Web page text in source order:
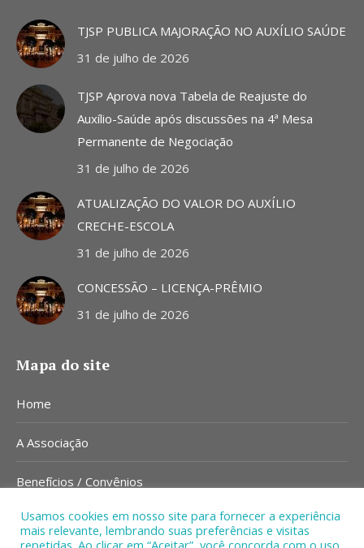
in
new
window
new
window
new
window
TJSP PUBLICA MAJORAÇÃO NO AUXÍLIO SAÚDE
31 de julho de 2026
TJSP Aprova nova Tabela de Reajuste do
Auxílio-Saúde após discussões na 4ª Mesa
Permanente de Negociação
31 de julho de 2026
ATUALIZAÇÃO DO VALOR DO AUXÍLIO
CRECHE-ESCOLA
31 de julho de 2026
CONCESSÃO – LICENÇA-PRÊMIO
31 de julho de 2026
Mapa do site
Home
A Associação
Benefícios / Convênios
Notícias
Usamos cookies em nosso site para fornecer a experiência
mais relevante, lembrando suas preferências e visitas
repetidas. Ao clicar em “Aceitar”, você concorda com o uso